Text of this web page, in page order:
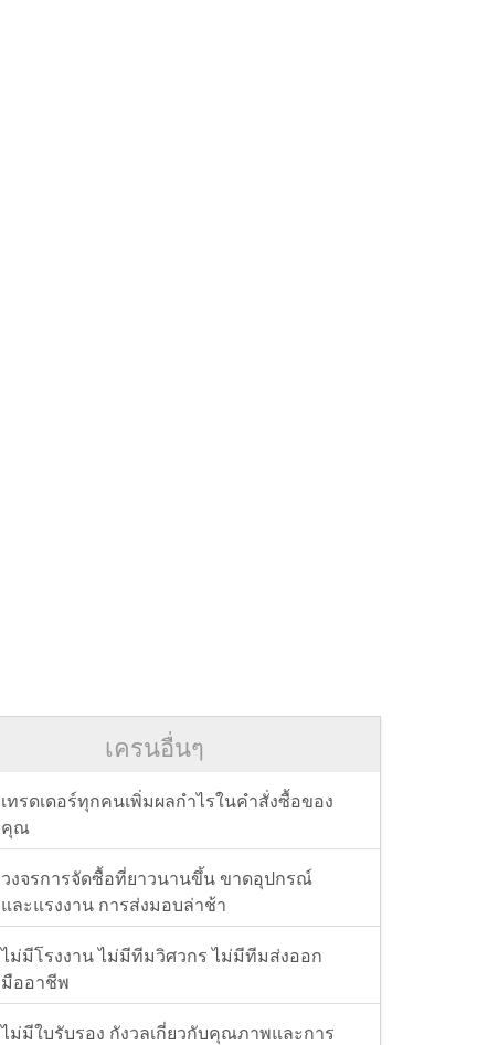
เครนอื่นๆ
เทรดเดอร์ทุกคนเพิ่มผลกำไรในคำสั่งซื้อของ
คุณ
วงจรการจัดซื้อที่ยาวนานขึ้น ขาดอุปกรณ์
และแรงงาน การส่งมอบล่าช้า
ไม่มีโรงงาน ไม่มีทีมวิศวกร ไม่มีทีมส่งออก
มืออาชีพ
ไม่มีใบรับรอง กังวลเกี่ยวกับคุณภาพและการ